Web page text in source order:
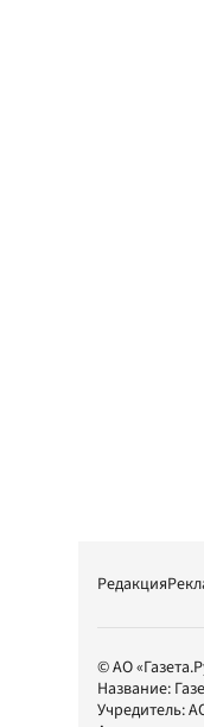
Редакция
© АО
Название:
Учредитель: